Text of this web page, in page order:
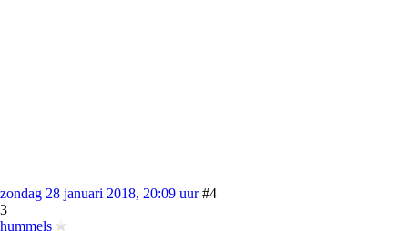
zondag 28 januari 2018, 20:09 uur #4
3
hummels